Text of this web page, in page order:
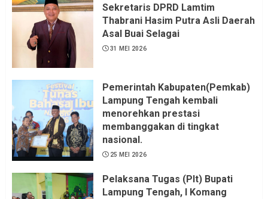
Sekretaris DPRD Lamtim
Thabrani Hasim Putra Asli Daerah
Asal Buai Selagai
31 MEI 2026
Pemerintah Kabupaten(Pemkab)
Lampung Tengah kembali
menorehkan prestasi
membanggakan di tingkat
nasional.
25 MEI 2026
Pelaksana Tugas (Plt) Bupati
Lampung Tengah, I Komang